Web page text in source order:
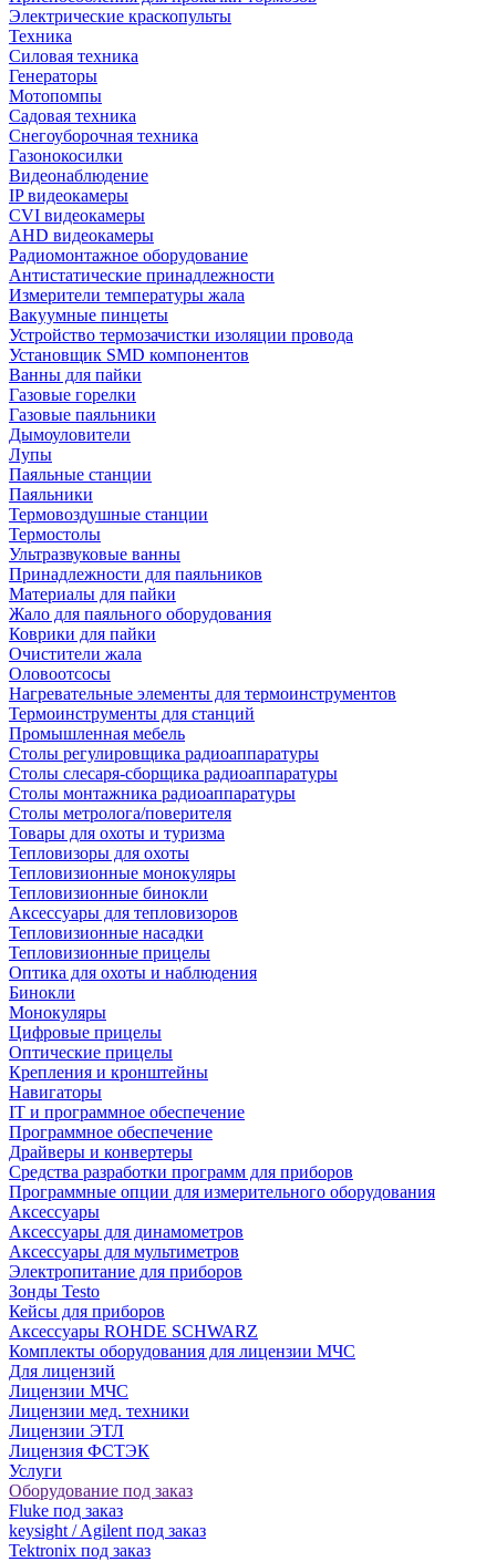
Электрические краскопульты
Техника
Силовая техника
Генераторы
Мотопомпы
Садовая техника
Снегоуборочная техника
Газонокосилки
Видеонаблюдение
IP видеокамеры
CVI видеокамеры
AHD видеокамеры
Радиомонтажное оборудование
Антистатические принадлежности
Измерители температуры жала
Вакуумные пинцеты
Устройство термозачистки изоляции провода
Установщик SMD компонентов
Ванны для пайки
Газовые горелки
Газовые паяльники
Дымоуловители
Лупы
Паяльные станции
Паяльники
Термовоздушные станции
Термостолы
Ультразвуковые ванны
Принадлежности для паяльников
Материалы для пайки
Жало для паяльного оборудования
Коврики для пайки
Очистители жала
Оловоотсосы
Нагревательные элементы для термоинструментов
Термоинструменты для станций
Промышленная мебель
Столы регулировщика радиоаппаратуры
Столы слесаря-сборщика радиоаппаратуры
Столы монтажника радиоаппаратуры
Столы метролога/поверителя
Товары для охоты и туризма
Тепловизоры для охоты
Тепловизионные монокуляры
Тепловизионные бинокли
Аксессуары для тепловизоров
Тепловизионные насадки
Тепловизионные прицелы
Оптика для охоты и наблюдения
Бинокли
Монокуляры
Цифровые прицелы
Оптические прицелы
Крепления и кронштейны
Навигаторы
IT и программное обеспечение
Программное обеспечение
Драйверы и конвертеры
Средства разработки программ для приборов
Программные опции для измерительного оборудования
Аксессуары
Аксессуары для динамометров
Аксессуары для мультиметров
Электропитание для приборов
Зонды Testo
Кейсы для приборов
Аксессуары ROHDE SCHWARZ
Комплекты оборудования для лицензии МЧС
Для лицензий
Лицензии МЧС
Лицензии мед. техники
Лицензии ЭТЛ
Лицензия ФСТЭК
Услуги
Оборудование под заказ
Fluke под заказ
keysight / Agilent под заказ
Tektronix под заказ